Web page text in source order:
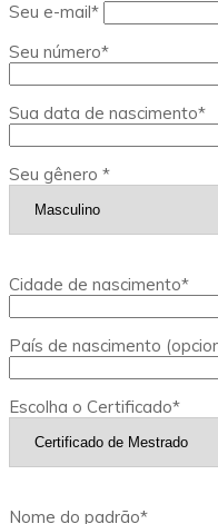
Seu e-mail*
Seu número*
Sua data de nascimento*
Seu gênero *
Cidade de nascimento*
País de nascimento
Escolha o Certificado*
Nome do padrão*